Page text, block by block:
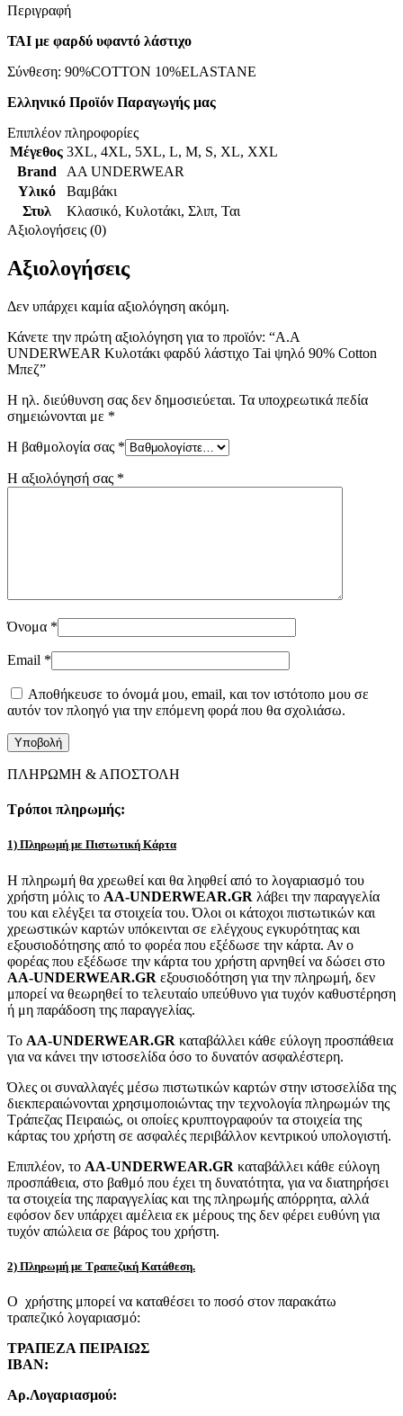
Περιγραφή
ΤΑΙ με φαρδύ υφαντό λάστιχο
Σύνθεση: 90%COTTON 10%ELASTANE
Ελληνικό Προϊόν Παραγωγής μας
Επιπλέον πληροφορίες
Μέγεθος 3XL, 4XL, 5XL, L, M, S, XL, XXL
Brand
AA UNDERWEAR
Υλικό
Βαμβάκι
Στυλ
Κλασικό, Κυλοτάκι, Σλιπ, Ται
Αξιολογήσεις (0)
Αξιολογήσεις
Δεν υπάρχει καμία αξιολόγηση ακόμη.
Κάνετε την πρώτη αξιολόγηση για το προϊόν: “A.A
UNDERWEAR Κυλοτάκι φαρδύ λάστιχο Tai ψηλό 90% Cotton
Μπεζ”
Η ηλ. διεύθυνση σας δεν δημοσιεύεται. Τα υποχρεωτικά πεδία
σημειώνονται με *
Η βαθμολογία σας *
Η αξιολόγησή σας *
Όνομα *
Email *
Αποθήκευσε το όνομά μου, email, και τον ιστότοπο μου σε
αυτόν τον πλοηγό για την επόμενη φορά που θα σχολιάσω.
ΠΛΗΡΩΜΗ & ΑΠΟΣΤΟΛΗ
Τρόποι πληρωμής:
1) Πληρωμή με Πιστωτική Κάρτα
Η πληρωμή θα χρεωθεί και θα ληφθεί από το λογαριασμό του
χρήστη μόλις το AA-UNDERWEAR.GR λάβει την παραγγελία
του και ελέγξει τα στοιχεία του. Όλοι οι κάτοχοι πιστωτικών και
χρεωστικών καρτών υπόκεινται σε ελέγχους εγκυρότητας και
εξουσιοδότησης από το φορέα που εξέδωσε την κάρτα. Αν ο
φορέας που εξέδωσε την κάρτα του χρήστη αρνηθεί να δώσει στο
AA-UNDERWEAR.GR εξουσιοδότηση για την πληρωμή, δεν
μπορεί να θεωρηθεί το τελευταίο υπεύθυνο για τυχόν καθυστέρηση
ή μη παράδοση της παραγγελίας.
Το AA-UNDERWEAR.GR καταβάλλει κάθε εύλογη προσπάθεια
για να κάνει την ιστοσελίδα όσο το δυνατόν ασφαλέστερη.
Όλες οι συναλλαγές μέσω πιστωτικών καρτών στην ιστοσελίδα της
διεκπεραιώνονται χρησιμοποιώντας την τεχνολογία πληρωμών της
Τράπεζας Πειραιώς, οι οποίες κρυπτογραφούν τα στοιχεία της
κάρτας του χρήστη σε ασφαλές περιβάλλον κεντρικού υπολογιστή.
Επιπλέον, το AA-UNDERWEAR.GR καταβάλλει κάθε εύλογη
προσπάθεια, στο βαθμό που έχει τη δυνατότητα, για να διατηρήσει
τα στοιχεία της παραγγελίας και της πληρωμής απόρρητα, αλλά
εφόσον δεν υπάρχει αμέλεια εκ μέρους της δεν φέρει ευθύνη για
τυχόν απώλεια σε βάρος του χρήστη.
2) Πληρωμή με Τραπεζική Κατάθεση.
Ο χρήστης μπορεί να καταθέσει το ποσό στον παρακάτω
τραπεζικό λογαριασμό:
ΤΡΑΠΕΖΑ ΠΕΙΡΑΙΩΣ
IBAN:
Αρ.Λογαριασμού: